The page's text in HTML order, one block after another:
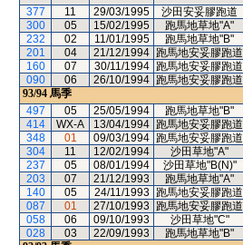
377 11 29/03/1995 沙田安妥膠跑道
300
05 15/02/1995 跑馬地草地"A"
232
02 11/01/1995 跑馬地草地"B"
201
04 21/12/1994 跑馬地安妥膠跑道
160
07 30/11/1994 跑馬地安妥膠跑道
090
06 26/10/1994 跑馬地安妥膠跑道
93/94 馬季
497
05 25/05/1994 跑馬地草地"B"
414
WX-A 13/04/1994 跑馬地安妥膠跑道
348
01 09/03/1994 跑馬地安妥膠跑道
304
11 12/02/1994 沙田草地"A"
237
05 08/01/1994 沙田草地"B(N)"
203
07 21/12/1993 跑馬地草地"A"
140
05 24/11/1993 跑馬地安妥膠跑道
087
01 27/10/1993 跑馬地安妥膠跑道
058
06 09/10/1993 沙田草地"C"
028
03 22/09/1993 跑馬地草地"B"